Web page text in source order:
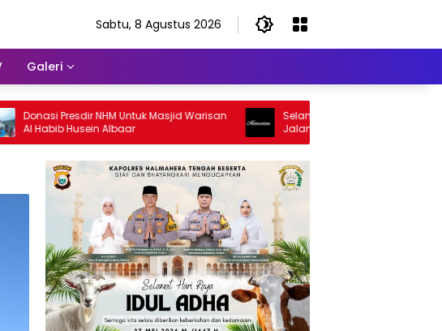
Sabtu, 8 Agustus 2026
Galeri
Presdir NHM Untuk Masjid Warisan
Husein Albaar
Selamat Jalan Sang Inspirator,
Jalan Abangku Yuslam Idris